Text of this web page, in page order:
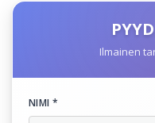
Ilmainen
NIMI *